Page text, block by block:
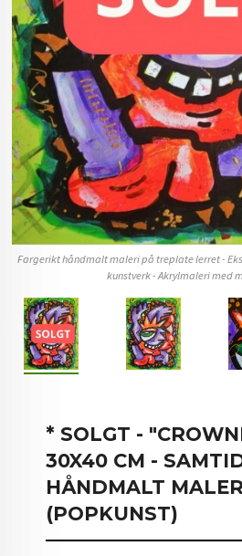
Fargerikt håndmalt maleri på treplate lerret -
kunstverk - Akrylmaleri med
* SOLGT -
30X40 CM -
HÅNDMALT
(POPKUNST)